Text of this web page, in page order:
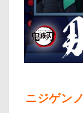
ニジゲン